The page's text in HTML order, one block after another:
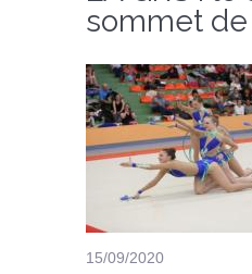
sommet de
15/09/2020